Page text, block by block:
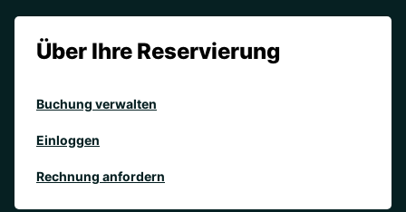
Über Ihre Reservierung
Buchung verwalten
Einloggen
Rechnung anfordern